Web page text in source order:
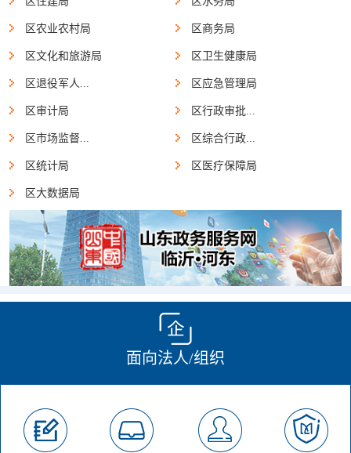
区农业农村局 区商务局
区文化和旅游局 区卫生健康局
区退役军人... 区应急管理局
区审计局 区行政审批...
区市场监督... 区综合行政...
区统计局 区医疗保障局
区大数据局
面向法人/组织